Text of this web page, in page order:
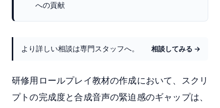
への貢献
より詳しい相談は専門スタッフへ。 相談してみる →
研修用ロールプレイ教材の作成において、スクリ
プトの完成度と合成音声の緊迫感のギャップは、